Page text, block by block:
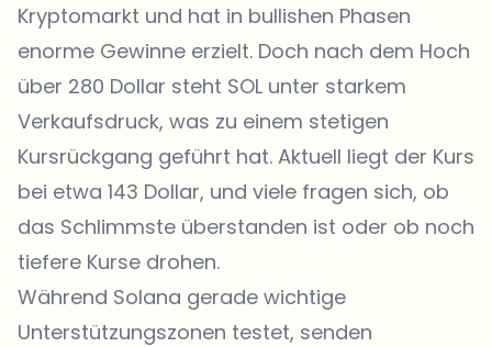
Kryptomarkt und hat in bullishen Phasen
enorme Gewinne erzielt. Doch nach dem Hoch
über 280 Dollar steht SOL unter starkem
Verkaufsdruck, was zu einem stetigen
Kursrückgang geführt hat. Aktuell liegt der Kurs
bei etwa 143 Dollar, und viele fragen sich, ob
das Schlimmste überstanden ist oder ob noch
tiefere Kurse drohen.
Während Solana gerade wichtige
Unterstützungszonen testet, senden